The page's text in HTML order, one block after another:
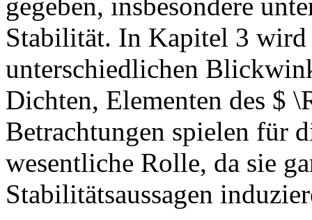
Stabilität. In Kapitel 3 wird
unterschiedlichen
Dichten, Elementen des $
Betrachtungen spielen für
wesentliche Rolle, da sie
Stabilitätsaussagen